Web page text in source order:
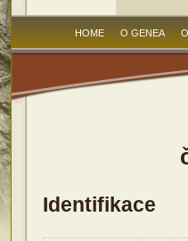
HOME O GENEA
Identifikace